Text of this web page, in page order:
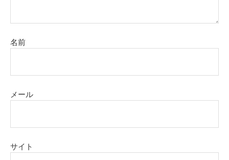
名前
メール
サイト